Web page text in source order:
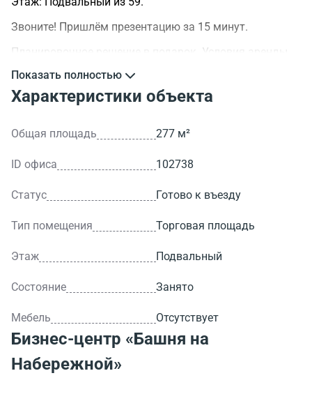
Звоните! Пришлём презентацию за 15 минут.
Планировочное решение в подарок. Условия аренды
>ID объекта - 102738.
Показать полностью
Характеристики объекта
Общая площадь 277 м²
ID офиса 102738
Статус Готово к въезду
Тип помещения Торговая площадь
Этаж Подвальный
Состояние Занято
Мебель Отсутствует
Бизнес-центр «Башня на
Набережной»